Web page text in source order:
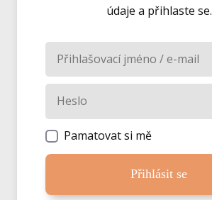
údaje a přihlaste se.
Pamatovat si mě
Přihlásit se